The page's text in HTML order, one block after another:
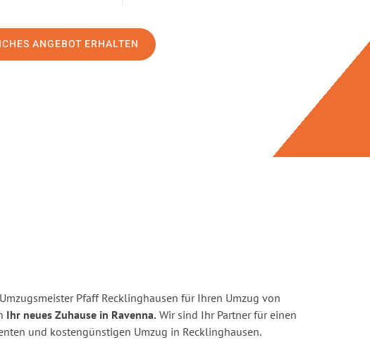
ANGEBOT ERHALTEN
Pfaff Recklinghausen für Ihren Umzug von
Ihr neues Zuhause in Ravenna. Wir sind Ihr Partner für einen
und kostengünstigen Umzug in Recklinghausen.